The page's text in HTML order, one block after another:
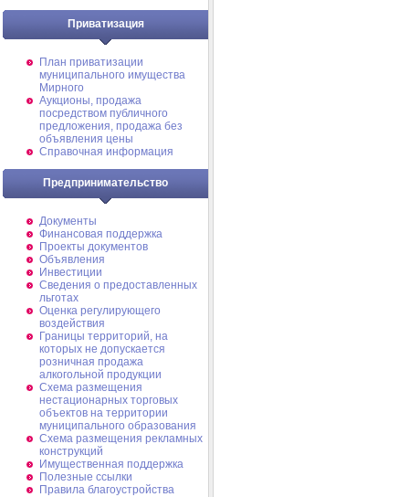
Приватизация
План приватизации
муниципального имущества
Мирного
Аукционы, продажа
посредством публичного
предложения, продажа без
объявления цены
Справочная информация
Предпринимательство
Документы
Финансовая поддержка
Проекты документов
Объявления
Инвестиции
Сведения о предоставленных
льготах
Оценка регулирующего
воздействия
Границы территорий, на
которых не допускается
розничная продажа
алкогольной продукции
Схема размещения
нестационарных торговых
объектов на территории
муниципального образования
Схема размещения рекламных
конструкций
Имущественная поддержка
Полезные ссылки
Правила благоустройства